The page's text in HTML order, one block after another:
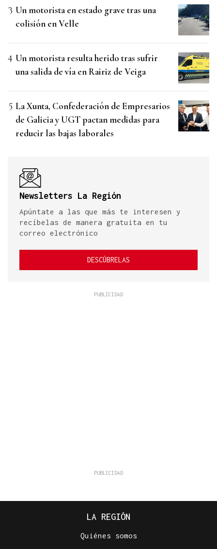
Un motorista en estado grave tras una
colisión en Velle
Un motorista resulta herido tras sufrir
una salida de vía en Rairiz de Veiga
La Xunta, Confederación de Empresarios
de Galicia y UGT pactan medidas para
reducir las bajas laborales
Newsletters La Región
Apúntate a las que más te interesen y
recíbelas de manera gratuita en tu
correo electrónico
DESCÚBRELAS
LA REGIÓN
Quiénes somos